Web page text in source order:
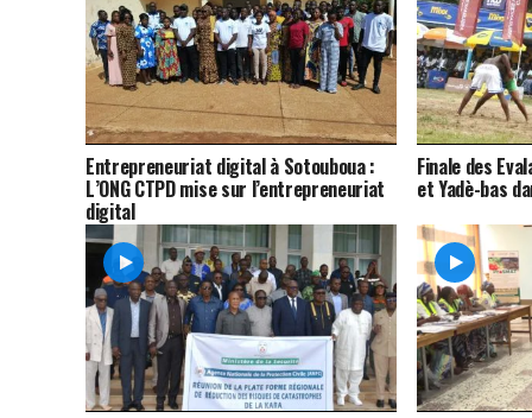
Entrepreneuriat digital à Sotouboua :
L’ONG CTPD mise sur l’entrepreneuriat
digital
Finale des
et Yadè-bas